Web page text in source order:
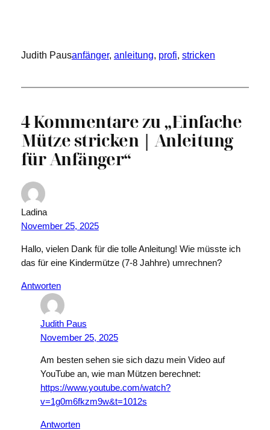
Judith Pausanfänger, anleitung, profi, stricken
4 Kommentare zu „Einfache
Mütze stricken | Anleitung
für Anfänger“
Ladina
November 25, 2025
Hallo, vielen Dank für die tolle Anleitung! Wie müsste ich
das für eine Kindermütze (7-8 Jahhre) umrechnen?
Antworten
Judith Paus
November 25, 2025
Am besten sehen sie sich dazu mein Video auf
YouTube an, wie man Mützen berechnet:
https://www.youtube.com/watch?
v=1g0m6fkzm9w&t=1012s
Antworten